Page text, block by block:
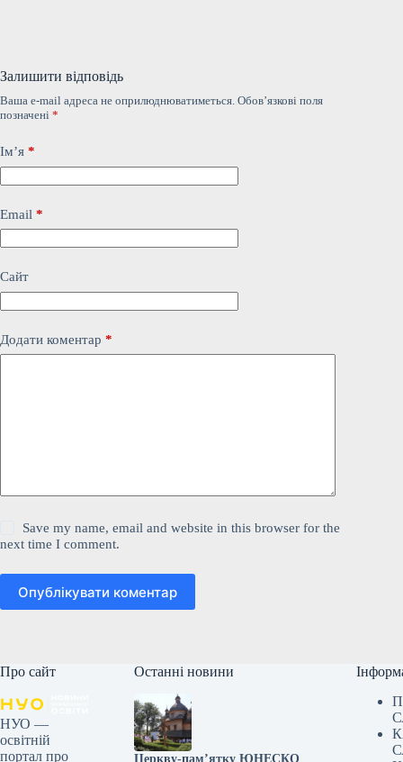
Залишити відповідь
Ваша e-mail адреса не оприлюднюватиметься. Обов’язкові поля
позначені *
Ім’я *
Email *
Сайт
Додати коментар *
Save my name, email and website in this browser for the
next time I comment.
Опублікувати коментар
Про сайт
НУО —
освітній
портал про
Останні новини
Церкву-пам’ятку ЮНЕСКО